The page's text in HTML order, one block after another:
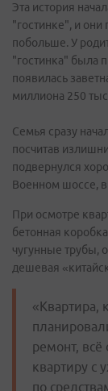
Эта история
"гостинке", и
побольше. У
"гостинка" была
появилась
миллиона 250
Семья сразу
посчитав
подвернулся
Военном шоссе, в
При осмотре
бетонная
чугунные трубы,
дешевая
«Квартира,
ремонт, всё
квартиру с
по